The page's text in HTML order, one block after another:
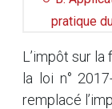
pratique
L’impôt sur
la loi n°
remplacé